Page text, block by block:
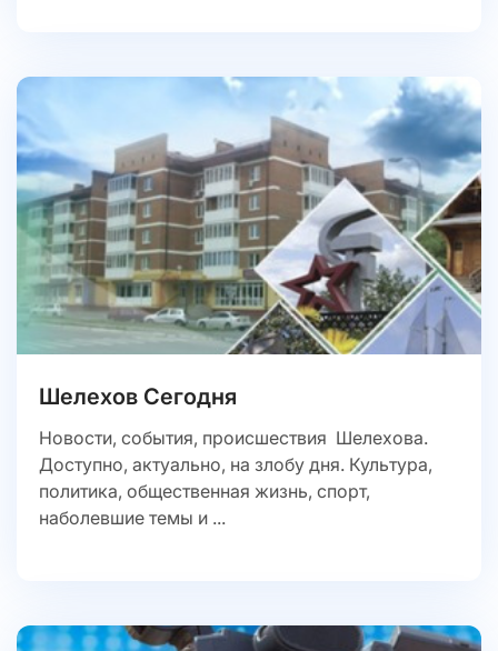
Шелехов Сегодня
Новости, события, происшествия Шелехова.
Доступно, актуально, на злобу дня. Культура,
политика, общественная жизнь, спорт,
наболевшие темы и ...